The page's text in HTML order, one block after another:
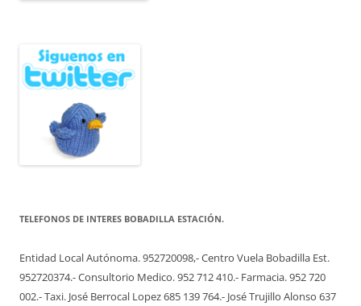
TELEFONOS DE INTERES BOBADILLA ESTACIÓN.
Entidad Local Autónoma. 952720098,- Centro Vuela Bobadilla Est.
952720374.- Consultorio Medico. 952 712 410.- Farmacia. 952 720
002.- Taxi. José Berrocal Lopez 685 139 764.- José Trujillo Alonso 637